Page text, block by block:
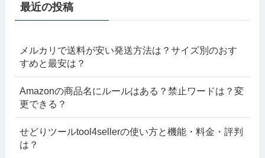
最近の投稿
メルカリで送料が安い発送方法は？サイズ別のおす
すめと最安は？
Amazonの商品名にルールはある？禁止ワードは？変
更できる？
せどりツールtool4sellerの使い方と機能・料金・評判
は？